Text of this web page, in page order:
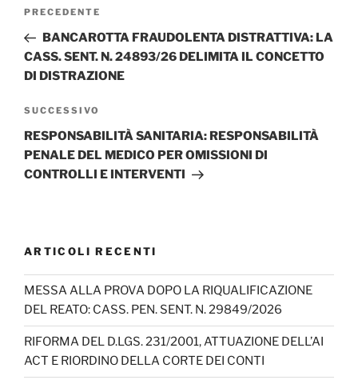
Articolo
precedente:
PRECEDENTE
BANCAROTTA FRAUDOLENTA DISTRATTIVA: LA
CASS. SENT. N. 24893/26 DELIMITA IL CONCETTO
DI DISTRAZIONE
Articolo
successivo
SUCCESSIVO
RESPONSABILITÀ SANITARIA: RESPONSABILITÀ
PENALE DEL MEDICO PER OMISSIONI DI
CONTROLLI E INTERVENTI
ARTICOLI RECENTI
MESSA ALLA PROVA DOPO LA RIQUALIFICAZIONE
DEL REATO: CASS. PEN. SENT. N. 29849/2026
RIFORMA DEL D.LGS. 231/2001, ATTUAZIONE DELL’AI
ACT E RIORDINO DELLA CORTE DEI CONTI